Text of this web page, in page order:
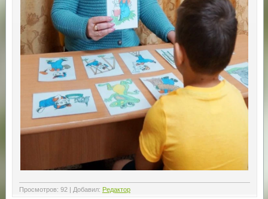
Просмотров: 92| Добавил: Редактор